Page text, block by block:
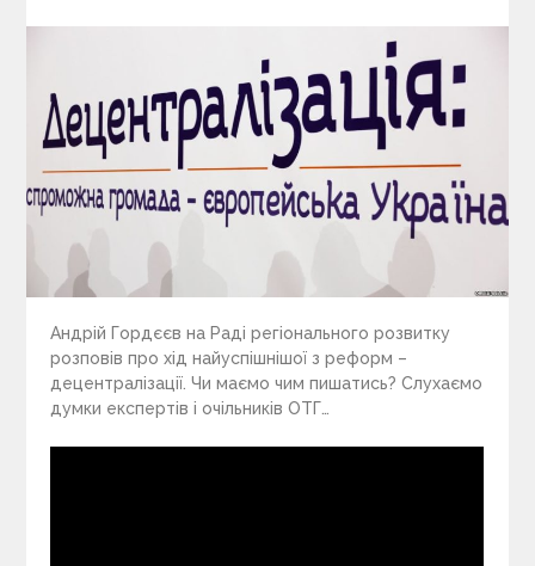
Андрій Гордєєв на Раді регіонального розвитку
розповів про хід найуспішнішої з реформ –
децентралізації. Чи маємо чим пишатись? Слухаємо
думки експертів і очільників ОТГ…